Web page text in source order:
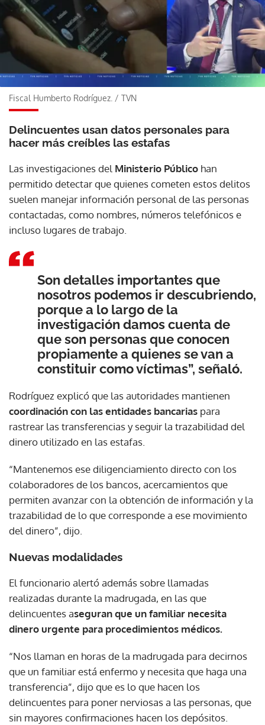
Fiscal Humberto Rodríguez. / TVN
Delincuentes usan datos personales para
hacer más creíbles las estafas
Las investigaciones del Ministerio Público han
permitido detectar que quienes cometen estos delitos
suelen manejar información personal de las personas
contactadas, como nombres, números telefónicos e
incluso lugares de trabajo.
Son detalles importantes que
nosotros podemos ir descubriendo,
porque a lo largo de la
investigación damos cuenta de
que son personas que conocen
propiamente a quienes se van a
constituir como víctimas”, señaló.
Rodríguez explicó que las autoridades mantienen
coordinación con las entidades bancarias para
rastrear las transferencias y seguir la trazabilidad del
dinero utilizado en las estafas.
“Mantenemos ese diligenciamiento directo con los
colaboradores de los bancos, acercamientos que
permiten avanzar con la obtención de información y la
trazabilidad de lo que corresponde a ese movimiento
del dinero”, dijo.
Nuevas modalidades
El funcionario alertó además sobre llamadas
realizadas durante la madrugada, en las que
delincuentes aseguran que un familiar necesita
dinero urgente para procedimientos médicos.
“Nos llaman en horas de la madrugada para decirnos
que un familiar está enfermo y necesita que haga una
transferencia”, dijo que es lo que hacen los
delincuentes para poner nerviosas a las personas, que
sin mayores confirmaciones hacen los depósitos.